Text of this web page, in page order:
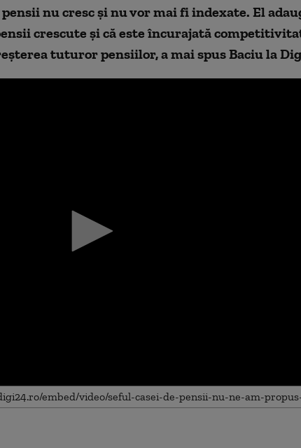
nu cresc și nu vor mai fi indexate. El
crescute și că este încurajată
tuturor pensiilor, a mai spus Baciu la